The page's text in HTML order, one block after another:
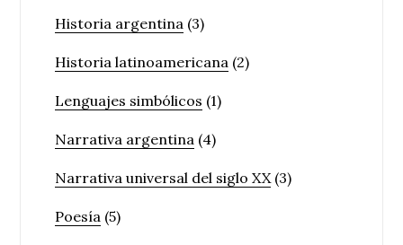
Historia argentina (3)
Historia latinoamericana (2)
Lenguajes simbólicos (1)
Narrativa argentina (4)
Narrativa universal del siglo XX(3)
Poesía (5)